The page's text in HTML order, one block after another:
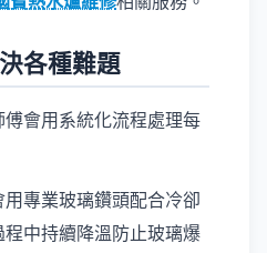
各種難題
會用系統化流程處理每
專業玻璃鑽頭配合冷卻
中持續降溫防止玻璃爆